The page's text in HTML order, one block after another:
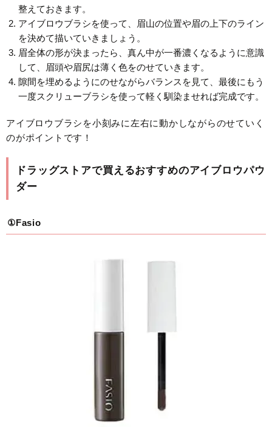
整えておきます。
アイブロウブラシを使って、眉山の位置や眉の上下のライン
を決めて描いていきましょう。
眉全体の形が決まったら、真ん中が一番濃くなるように意識
して、眉頭や眉尻は薄く色をのせていきます。
隙間を埋めるようにのせながらバランスを見て、最後にもう
一度スクリューブラシを使って軽く馴染ませれば完成です。
アイブロウブラシを小刻みに左右に動かしながらのせていく
のがポイントです！
ドラッグストアで買えるおすすめのアイブロウパウ
ダー
①Fasio